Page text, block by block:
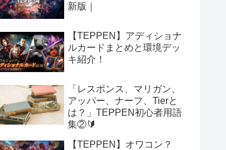
新版｜
【TEPPEN】アディショナ
ルカードまとめと環境デッ
キ紹介！
「レスポンス、マリガン、
アッパー、ナーフ、Tierと
は？」TEPPEN初心者用語
集②🔰
【TEPPEN】オワコン？